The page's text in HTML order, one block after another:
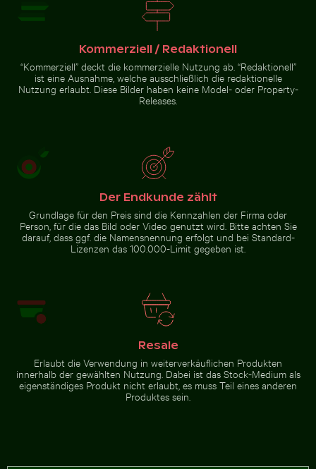
natürlicher
Umgebung
mit
Sonnenlicht
Rote
Tropische
Pflanze
mit Zarten
Blüten
Stapel von verschiedenen
Schokoladentafeln mit
Zur Stock-Kollektion
Kommerziell / Redaktionell
“Kommerziell” deckt die kommerzielle Nutzung ab. “Redaktionell”
ist eine Ausnahme, welche ausschließlich die redaktionelle
Nutzung erlaubt. Diese Bilder haben keine Model- oder Property-
Releases.
Der Endkunde zählt
Grundlage für den Preis sind die Kennzahlen der Firma oder
Person, für die das Bild oder Video genutzt wird. Bitte achten Sie
darauf, dass ggf. die Namensnennung erfolgt und bei Standard-
Lizenzen das 100.000-Limit gegeben ist.
Resale
Erlaubt die Verwendung in weiterverkäuflichen Produkten
innerhalb der gewählten Nutzung. Dabei ist das Stock-Medium als
eigenständiges Produkt nicht erlaubt, es muss Teil eines anderen
Produktes sein.